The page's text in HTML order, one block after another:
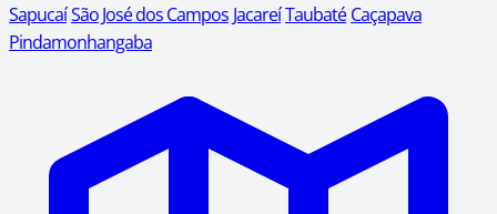
SapucaíSão José dos Campos JacareíTaubaté Caçapava
Pindamonhangaba